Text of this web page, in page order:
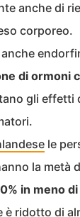
anche di
corporeo.
di ormoni
gli effetti
le
la metà
in meno
ridotto di